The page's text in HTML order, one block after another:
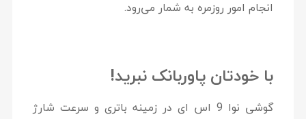
انجام امور روزمره به شمار می‌رود.
با خودتان پاوربانک نبرید!
گوشی نوا 9 اس ای در زمینه باتری و سرعت شارژ